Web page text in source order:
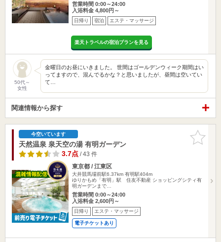
営業時間 0:00～24:00
入浴料金 4,800円～
日帰り 宿泊 エステ・マッサージ
楽天トラベルの宿泊プランを見る
50代～
女性
金曜日のお昼にいきました。 世間はゴールデンウィーク期間はい
ってますので、混んでるかな？と思いましたが、昼間は空いてい
て…
関連情報から探す
お気に入
りに追加
今空いています
天然温泉 泉天空の湯 有明ガーデン
3.7点/ 43 件
東京都 / 江東区
大井競馬場前駅6.37km 有明駅404m
ゆりかもめ「有明」駅 住友不動産 ショッピングシティ有
明ガーデンまで…
営業時間 0:00～24:00
入浴料金 2,600円～
日帰り エステ・マッサージ
電子チケットあり